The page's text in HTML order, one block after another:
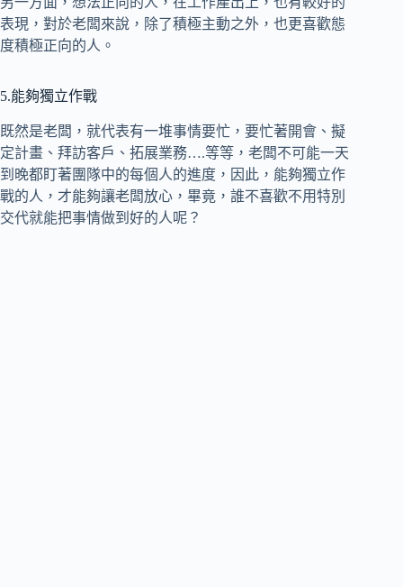
表現，對於老闆來說，除了積極主動之外，也更喜歡態
度積極正向的人。
5.能夠獨立作戰
既然是老闆，就代表有一堆事情要忙，要忙著開會、擬
定計畫、拜訪客戶、拓展業務….等等，老闆不可能一天
到晚都盯著團隊中的每個人的進度，因此，能夠獨立作
戰的人，才能夠讓老闆放心，畢竟，誰不喜歡不用特別
交代就能把事情做到好的人呢？